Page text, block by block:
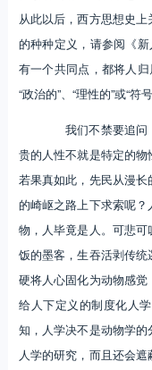
从此以后，西方思想史
的种种定义，请参阅《
有一个共同点，都将人
“政治的”、“理性的”或“符
我们不禁要追问
贵的人性不就是特定的
若果真如此，先民从漫
的崎岖之路上下求索呢
物，人毕竟是人。可悲
饭的墨客，生吞活剥传统
硬将人心固化为动物感
给人下定义的制度化人
知，人学决不是动物学
人学的研究，而且还会